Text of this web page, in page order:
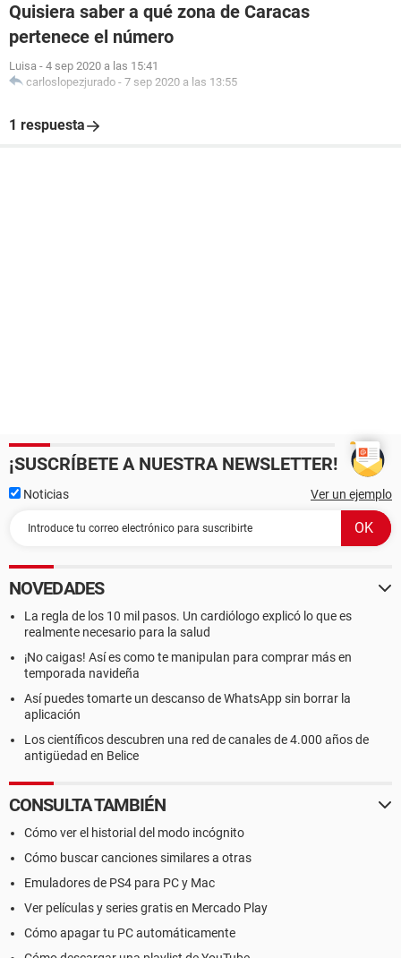
Quisiera saber a qué zona de Caracas
pertenece el número
Luisa - 4 sep 2020 a las 15:41
carloslopezjurado - 7 sep 2020 a las 13:55
1 respuesta
¡SUSCRÍBETE A NUESTRA NEWSLETTER!
Noticias Ver un ejemplo
NOVEDADES
La regla de los 10 mil pasos. Un cardiólogo explicó lo que es
realmente necesario para la salud
¡No caigas! Así es como te manipulan para comprar más en
temporada navideña
Así puedes tomarte un descanso de WhatsApp sin borrar la
aplicación
Los científicos descubren una red de canales de 4.000 años de
antigüedad en Belice
CONSULTA TAMBIÉN
Cómo ver el historial del modo incógnito
Cómo buscar canciones similares a otras
Emuladores de PS4 para PC y Mac
Ver películas y series gratis en Mercado Play
Cómo apagar tu PC automáticamente